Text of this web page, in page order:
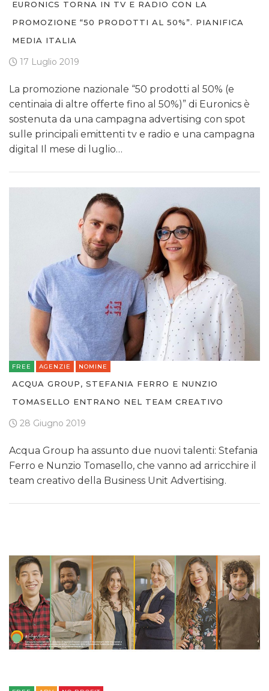
EURONICS TORNA IN TV E RADIO CON LA
PROMOZIONE “50 PRODOTTI AL 50%”. PIANIFICA
MEDIA ITALIA
17 Luglio 2019
La promozione nazionale “50 prodotti al 50% (e
centinaia di altre offerte fino al 50%)” di Euronics è
sostenuta da una campagna advertising con spot
sulle principali emittenti tv e radio e una campagna
digital Il mese di luglio…
FREE AGENZIE NOMINE
ACQUA GROUP, STEFANIA FERRO E NUNZIO
TOMASELLO ENTRANO NEL TEAM CREATIVO
28 Giugno 2019
Acqua Group ha assunto due nuovi talenti: Stefania
Ferro e Nunzio Tomasello, che vanno ad arricchire il
team creativo della Business Unit Advertising.